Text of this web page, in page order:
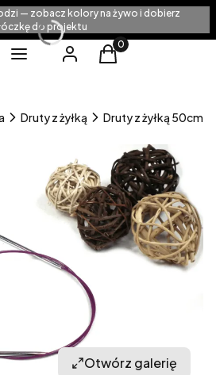
— zobacz kolory na żywo i dobierz
do projektu
Menu
Zaloguj sięProdukty w
Koszyk
Druty z żyłką Druty z żyłką 50cm
Otwórz galerię